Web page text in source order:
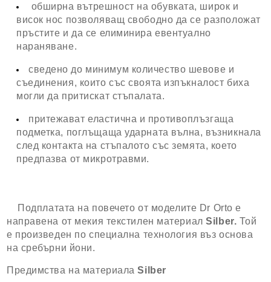
обширна вътрешност на обувката, широк и
висок нос позволяващ свободно да се разположат
пръстите и да се елиминира евентуално
нараняване.
сведено до минимум количество шевове и
съединения, които със своята изпъкналост биха
могли да притискат стъпалата.
притежават еластична и противоплъзгаща
подметка, поглъщаща ударната вълна, възникнала
след контакта на стъпалото със земята, което
предпазва от микротравми.
Подплатата на повечето от моделите Dr Orto е
направена от мекия текстилен материалSilber. Той
е произведен по специална технология въз основа
на сребърни йони.
Предимства на материалаSilber